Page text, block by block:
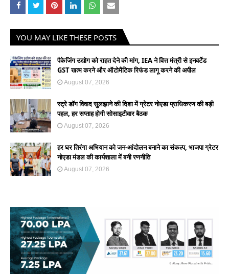
YOU MAY LIKE THESE POSTS
पैकेजिंग उद्योग को राहत देने की मांग, IEA ने वित्त मंत्री से इनवर्टेड
GST खत्म करने और ऑटोमैटिक रिफंड लागू करने की अपील
August 07, 2026
स्ट्रे डॉग विवाद सुलझाने की दिशा में ग्रेटर नोएडा प्राधिकरण की बड़ी
पहल, हर सप्ताह होगी सोसाइटीवार बैठक
August 07, 2026
हर घर तिरंगा अभियान को जन-आंदोलन बनाने का संकल्प, भाजपा ग्रेटर
नोएडा मंडल की कार्यशाला में बनी रणनीति
August 07, 2026